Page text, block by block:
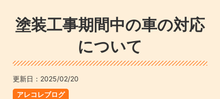
塗装工事期間中の車の対応
について
更新日： 2025/02/20
アレコレブログ